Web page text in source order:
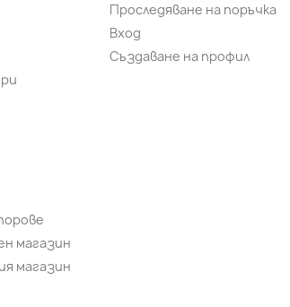
магазин
магазин
Проследяване на поръчка
Вход
Създаване на профил